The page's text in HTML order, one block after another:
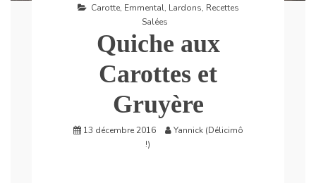
Carotte, Emmental, Lardons, Recettes
Salées
Quiche aux
Carottes et
Gruyère
13 décembre 2016
Yannick (Délicimô
!)